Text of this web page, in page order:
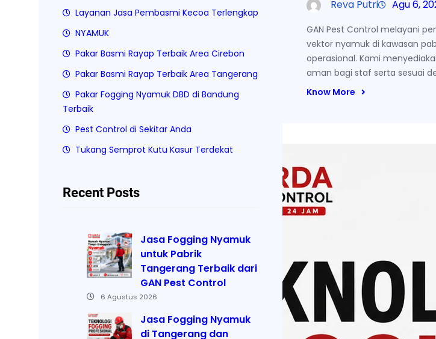
Layanan Jasa Pembasmi Kecoa Terlengkap
NYAMUK
Pakar Basmi Rayap Terbaik Area Cirebon
Pakar Basmi Rayap Terbaik Area Tangerang
Pakar Fogging Nyamuk DBD di Bandung
Terbaik
Pest Control di Sekitar Anda
Tukang Semprot Kutu Kasur Terdekat
Recent Posts
Jasa Fogging Nyamuk
untuk Pabrik
Tangerang Terbaik dari
GAN Pest Control
6 Agustus 2026
Jasa Fogging Nyamuk
di Tangerang dan
Reva Putri Agu 6,
GAN Pest Control melayani
vektor nyamuk di kawasan
operasional. Kami
aman bagi staf serta sesuai
Know More